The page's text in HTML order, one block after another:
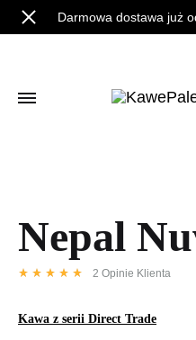
Darmowa dostawa już
Nepal
2 Opinie Klienta
Kawa z serii Direct Trade